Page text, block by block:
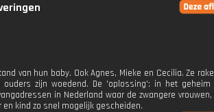
van hun baby. Ook Agnes, Mieke en Cecilia. Ze
zijn woedend. De 'oplossing': in het geheim
in Nederland waar de zwangere vrouwen,
kind zo snel mogelijk gescheiden.